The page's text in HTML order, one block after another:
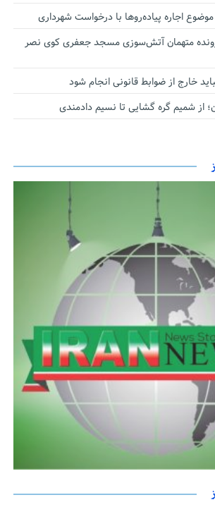
اجاره پیاده‌روها با درخواست شهرداری
متهمان آتش‌سوزی مسجد جعفری کوی نصر
خارج از ضوابط قانونی انجام شود
از شمیم گره گشایی تا نسیم دادمندی